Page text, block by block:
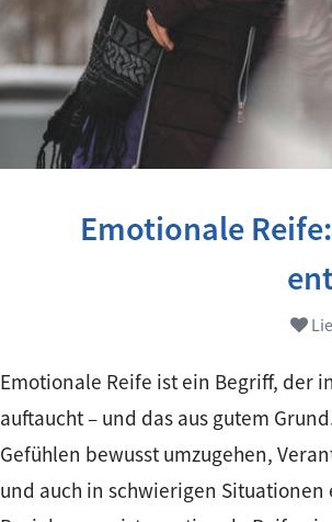
Emotionale
Emotionale Reife ist ein Begriff, der
auftaucht – und das aus gutem
Gefühlen bewusst umzugehen,
und auch in schwierigen